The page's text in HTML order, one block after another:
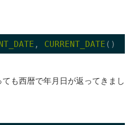
, CURRENT_DATE (),
も西暦で年月日が返ってきまし